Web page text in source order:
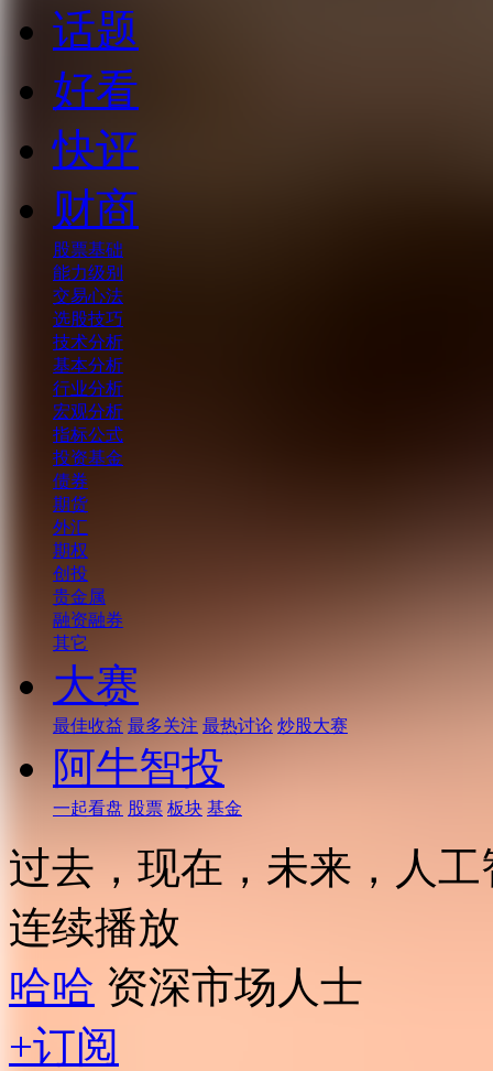
话题
好看
快评
财商
股票基础
能力级别
交易心法
选股技巧
技术分析
基本分析
行业分析
宏观分析
指标公式
投资基金
债券
期货
外汇
期权
创投
贵金属
融资融券
其它
大赛
最佳收益 最多关注 最热讨论 炒股大赛
阿牛智投
一起看盘 股票 板块 基金
过去，现在，未来，人
连续播放
哈哈 资深市场人士
+订阅